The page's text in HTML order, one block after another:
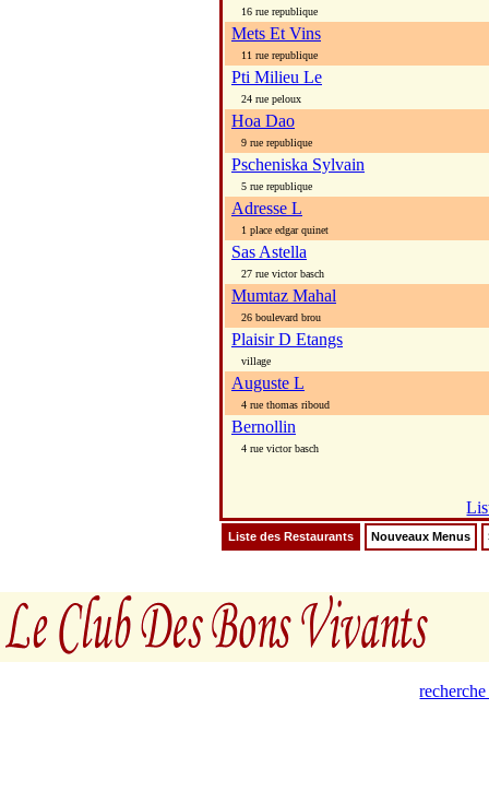
16 rue republique
Mets Et Vins
11 rue republique
Pti Milieu Le
24 rue peloux
Hoa Dao
9 rue republique
Pscheniska Sylvain
5 rue republique
Adresse L
1 place edgar quinet
Sas Astella
27 rue victor basch
Mumtaz Mahal
26 boulevard brou
Plaisir D Etangs
village
Auguste L
4 rue thomas riboud
Bernollin
4 rue victor basch
Liste des Restaurants Nouveaux Menus